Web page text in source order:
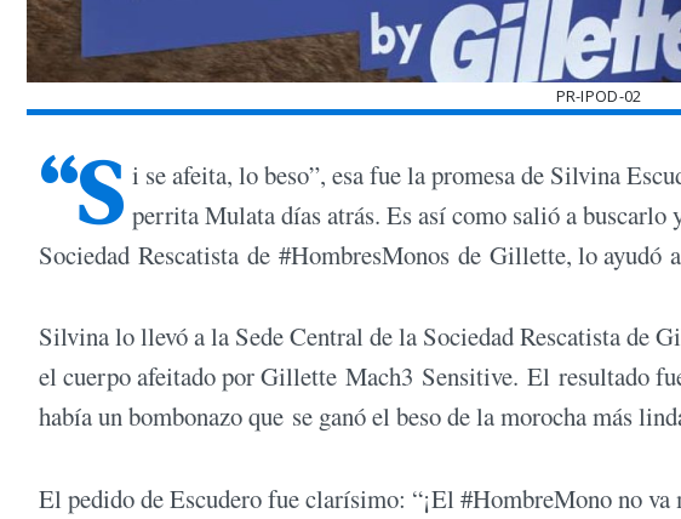
PR-IPOD-02
“S i se afeita, lo beso”, esa fue la promesa de Silvina
perrita Mulata días atrás. Es así como salió a buscarlo
Sociedad Rescatista de #HombresMonos de Gillette, lo ayudó
Silvina lo llevó a la Sede Central de la Sociedad Rescatista de
el cuerpo afeitado por Gillette Mach3 Sensitive. El resultado
había un bombonazo que se ganó el beso de la morocha más
El pedido de Escudero fue clarísimo: “¡El #HombreMono no